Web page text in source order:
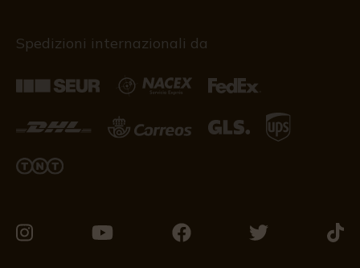
Spedizioni internazionali da